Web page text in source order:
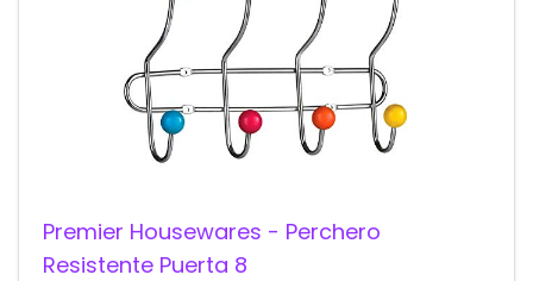
Premier Housewares - Perchero
Resistente Puerta 8